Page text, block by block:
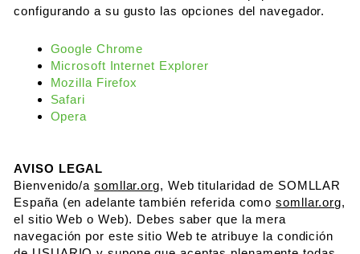
configurando a su gusto las opciones del navegador.
Google Chrome
Microsoft Internet Explorer
Mozilla Firefox
Safari
Opera
AVISO LEGAL
Bienvenido/asomllar.org, Web titularidad de SOMLLAR
España (en adelante también referida comosomllar.org,
el sitio Web o Web). Debes saber que la mera
navegación por este sitio Web te atribuye la condición